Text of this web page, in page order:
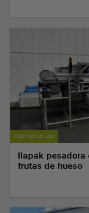
FAQ
Contacto
Equipos de calidad
Personal calificado
Desde 1977
Casi no se usa
Ilapak
frutas de hueso